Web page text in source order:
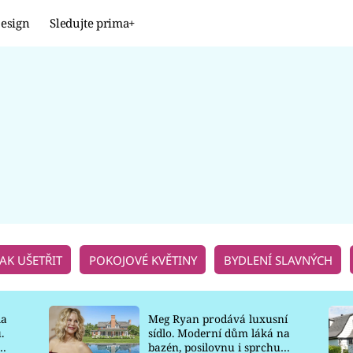
Sledujte prima+
UŠETŘIT POKOJOVÉ KVĚTINY BYDLENÍ SLAVNÝCH
Meg Ryan prodává luxusní
sídlo. Moderní dům láká na
bazén, posilovnu i sprchu